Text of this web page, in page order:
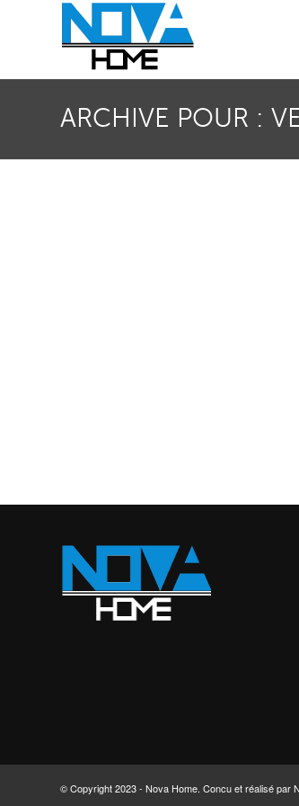
ARCHIVE POUR :
© Copyright 2023 - Nova Home. Concu et réalisé par